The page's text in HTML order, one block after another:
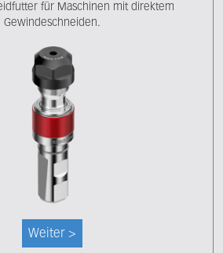
für Maschinen mit direktem
Gewindeschneiden.
Weiter >